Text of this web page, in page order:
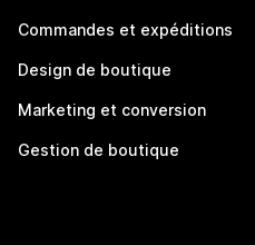
Commandes et expéditions
Design de boutique
Marketing et conversion
Gestion de boutique